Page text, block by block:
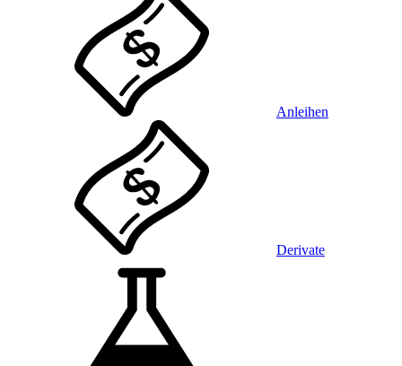
Anleihen
Derivate